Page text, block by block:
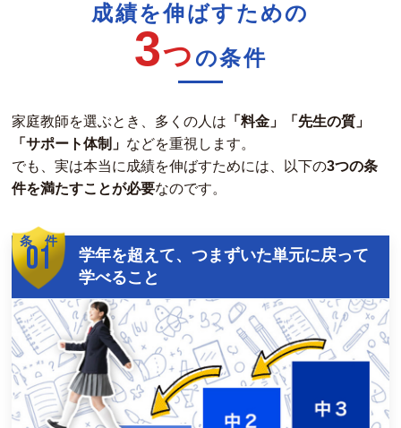
成績を伸ばすための
3つ の条件
家庭教師を選ぶとき、多くの人は 「料金」「先生の質」
「サポート体制」 などを重視します。
でも、実は本当に成績を伸ばすためには、以下の3つの条
件を満たすことが必要なのです。
条 件
01
学年を超えて、つまずいた単元に戻って
学べること